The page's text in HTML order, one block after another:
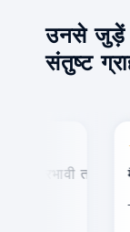
उनसे जुड़ें
संतुष्ट
तकनीकी मैं